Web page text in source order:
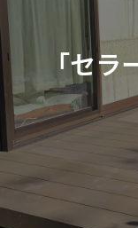
「セ